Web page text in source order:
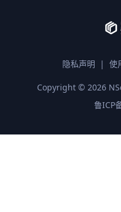
隐私声明 | 使
Copyright © 2026
鲁ICP